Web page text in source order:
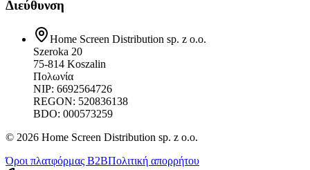
Διεύθυνση
Home Screen Distribution sp. z o.o.
Szeroka 20
75-814 Koszalin
Πολωνία
NIP: 6692564726
REGON: 520836138
BDO: 000573259
© 2026 Home Screen Distribution sp. z o.o.
Όροι πλατφόρμας B2BΠολιτική απορρήτου